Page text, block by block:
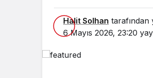
Halit Solhan tarafından
6 Mayıs 2026, 23:20